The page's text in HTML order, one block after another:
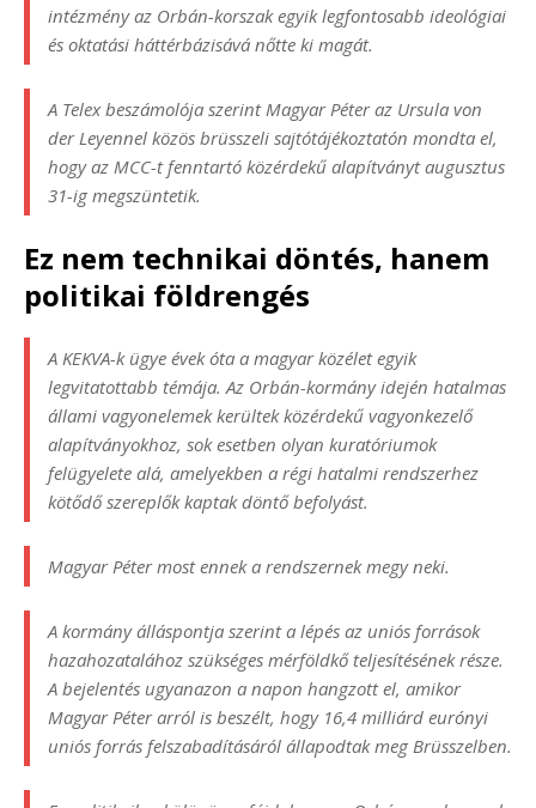
intézmény az Orbán-korszak egyik legfontosabb ideológiai
és oktatási háttérbázisává nőtte ki magát.
A Telex beszámolója szerint Magyar Péter az Ursula von
der Leyennel közös brüsszeli sajtótájékoztatón mondta el,
hogy az MCC-t fenntartó közérdekű alapítványt augusztus
31-ig megszüntetik.
Ez nem technikai döntés, hanem
politikai földrengés
A KEKVA-k ügye évek óta a magyar közélet egyik
legvitatottabb témája. Az Orbán-kormány idején hatalmas
állami vagyonelemek kerültek közérdekű vagyonkezelő
alapítványokhoz, sok esetben olyan kuratóriumok
felügyelete alá, amelyekben a régi hatalmi rendszerhez
kötődő szereplők kaptak döntő befolyást.
Magyar Péter most ennek a rendszernek megy neki.
A kormány álláspontja szerint a lépés az uniós források
hazahozatalához szükséges mérföldkő teljesítésének része.
A bejelentés ugyanazon a napon hangzott el, amikor
Magyar Péter arról is beszélt, hogy 16,4 milliárd eurónyi
uniós forrás felszabadításáról állapodtak meg Brüsszelben.